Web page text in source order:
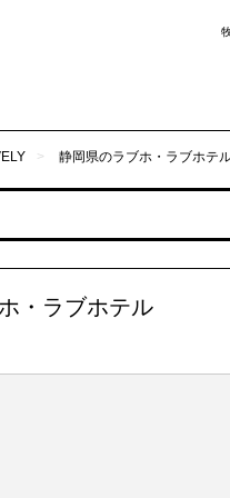
静岡県のラブホ・ラブホテ
・ラブホテル